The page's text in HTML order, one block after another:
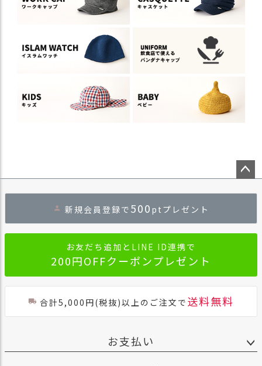
ジト
へ
新規会員登録で 500 ptプレゼント
お友だち追加とLINE ID連携で
200円OFFクーポンプレゼント
合計5,000円(税抜)以上のご注文で 送料無料
お支払い